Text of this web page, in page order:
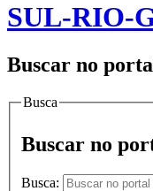
SUL-RIO-
Buscar no
Busca
Buscar no
Busca: